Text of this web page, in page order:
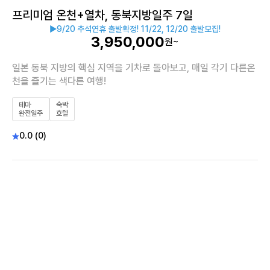
프리미엄 온천+열차, 동북지방일주 7일
▶9/20 추석연휴 출발확정! 11/22, 12/20 출발모집!
3,950,000원~
일본 동북 지방의 핵심 지역을 기차로 돌아보고, 매일 각기 다른온
천을 즐기는 색다른 여행!
테마
완전일주
숙박
호텔
0.0 (0)